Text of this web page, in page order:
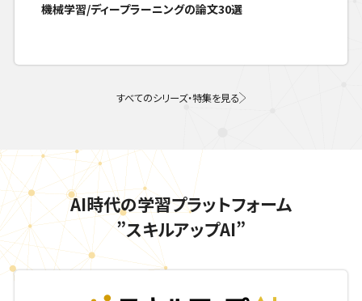
機械学習/ディープラーニングの論文30選
すべてのシリーズ・特集を見る
AI時代の学習プラットフォーム
”スキルアップAI”